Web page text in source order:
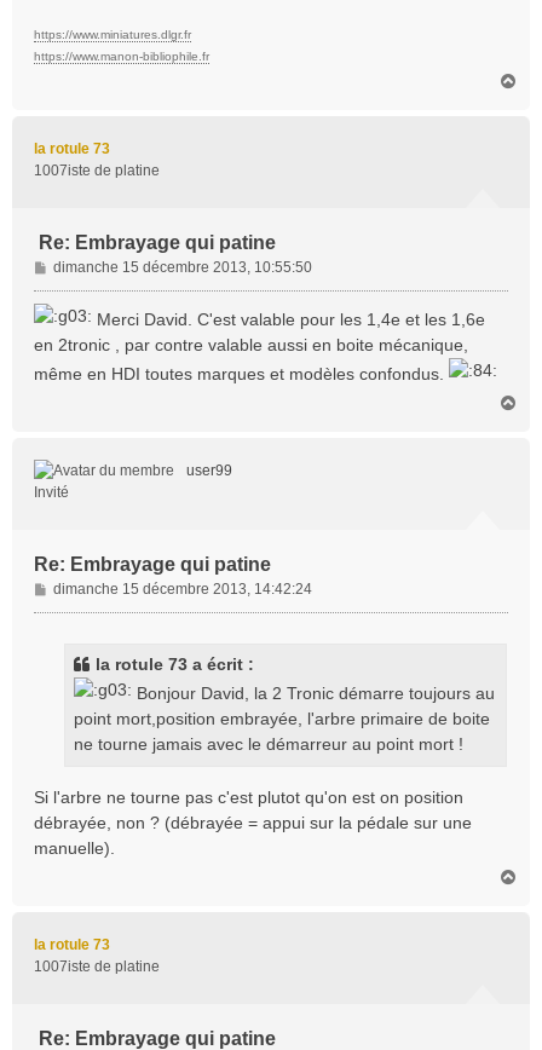
https://www.miniatures.dlgr.fr
https://www.manon-bibliophile.fr
la rotule 73
1007iste de platine
Re: Embrayage qui patine
M
e
s
a
g
dimanche 15 décembre 2013, 10:55:50
Merci David. C'est valable pour les 1,4e et les 1,6e
en 2tronic , par contre valable aussi en boite mécanique,
même en HDI toutes marques et modèles confondus.
user99
Invité
Re: Embrayage qui patine
M
e
dimanche 15 décembre 2013, 14:42:24
la rotule 73 a écrit :
Bonjour David, la 2 Tronic démarre toujours au
point mort,position embrayée, l'arbre primaire de boite
ne tourne jamais avec le démarreur au point mort !
Si l'arbre ne tourne pas c'est plutot qu'on est on position
débrayée, non ? (débrayée = appui sur la pédale sur une
manuelle).
la rotule 73
1007iste de platine
Re: Embrayage qui patine